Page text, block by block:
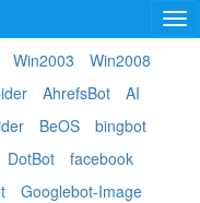
Win2003
Win2008
AhrefsBot
AI
BeOS
bingbot
DotBot
facebook
Googlebot-Image